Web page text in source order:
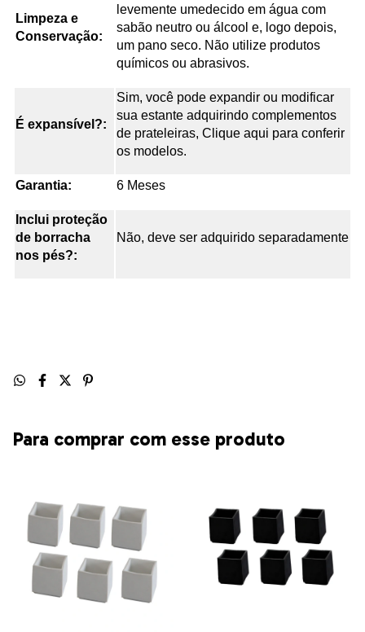
Limpeza e
Conservação:
levemente umedecido em água com
sabão neutro ou álcool e, logo depois,
um pano seco. Não utilize produtos
químicos ou abrasivos.
É expansível?:
Sim, você pode expandir ou modificar
sua estante adquirindo complementos
de prateleiras, Clique aqui para conferir
os modelos.
Garantia: 6 Meses
Inclui proteção
de borracha
nos pés?:
Não, deve ser adquirido separadamente
Para comprar com esse produto